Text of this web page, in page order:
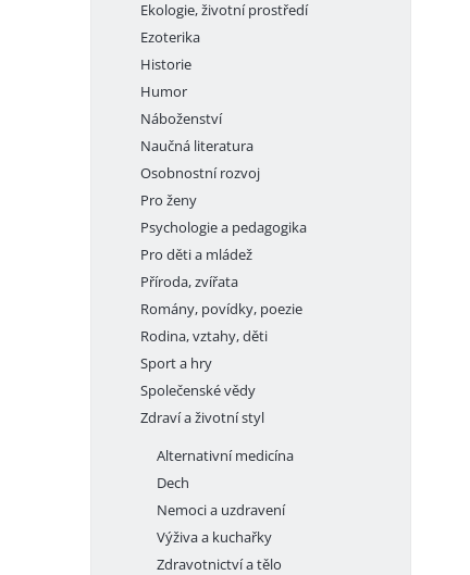
Ekologie, životní prostředí
Ezoterika
Historie
Humor
Náboženství
Naučná literatura
Osobnostní rozvoj
Pro ženy
Psychologie a pedagogika
Pro děti a mládež
Příroda, zvířata
Romány, povídky, poezie
Rodina, vztahy, děti
Sport a hry
Společenské vědy
Zdraví a životní styl
Alternativní medicína
Dech
Nemoci a uzdravení
Výživa a kuchařky
Zdravotnictví a tělo